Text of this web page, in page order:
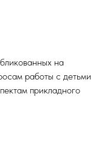
на
работы с детьми
прикладного